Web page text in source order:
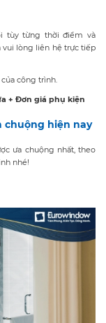
tùy từng thời điểm và
vui lòng liên hệ trực tiếp
công trình.
+ Đơn giá phụ kiện
chuộng hiện nay
ưa chuộng nhất, theo
nhé!